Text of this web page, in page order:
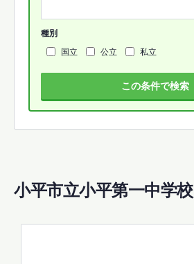
小平市立小平第一中学校
種別
国立
公立 私立
この条件で検索